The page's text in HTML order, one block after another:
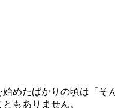
めたばかりの頃は「
もありません。